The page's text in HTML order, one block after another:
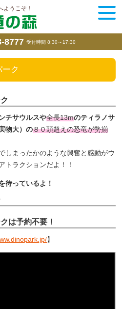
ようこそ！
8777 受付時間 8:30～17:30
ク
チサウルスや全長13mのティラノサ
物大）の８０頭超えの恐竜が勢揃
しまったかのような興奮と感動がウ
トラクションだよ！！
待っているよ！
は予約不要！
】